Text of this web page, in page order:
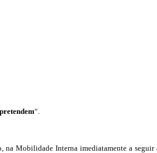
pretendem“.
na Mobilidade Interna imediatamente a